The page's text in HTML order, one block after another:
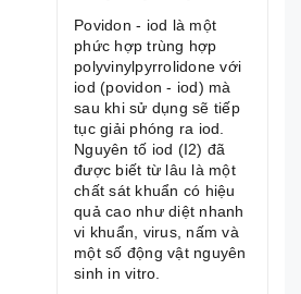
Povidon - iod là một
phức hợp trùng hợp
polyvinylpyrrolidone với
iod (povidon - iod) mà
sau khi sử dụng sẽ tiếp
tục giải phóng ra iod.
Nguyên tố iod (I2) đã
được biết từ lâu là một
chất sát khuẩn có hiệu
quả cao như diệt nhanh
vi khuẩn, virus, nấm và
một số động vật nguyên
sinh in vitro.